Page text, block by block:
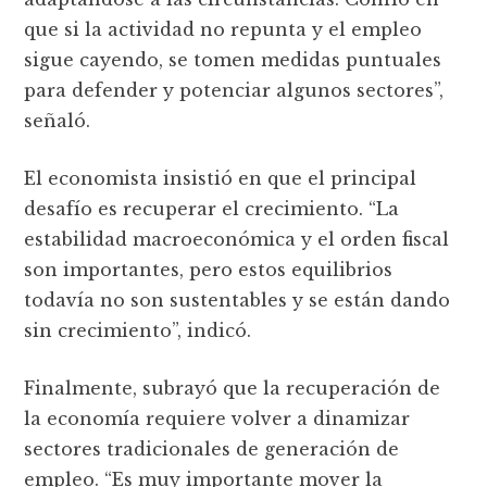
que si la actividad no repunta y el empleo
sigue cayendo, se tomen medidas puntuales
para defender y potenciar algunos sectores”,
señaló.
El economista insistió en que el principal
desafío es recuperar el crecimiento. “La
estabilidad macroeconómica y el orden fiscal
son importantes, pero estos equilibrios
todavía no son sustentables y se están dando
sin crecimiento”, indicó.
Finalmente, subrayó que la recuperación de
la economía requiere volver a dinamizar
sectores tradicionales de generación de
empleo. “Es muy importante mover la